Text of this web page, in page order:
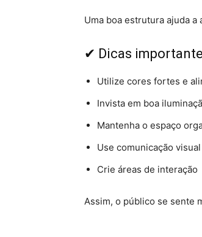
Uma boa estrutura ajuda
✔ Dicas
Utilize cores fortes e
Invista em boa
Mantenha o espaço
Use comunicação
Crie áreas de interação
Assim, o público se sente